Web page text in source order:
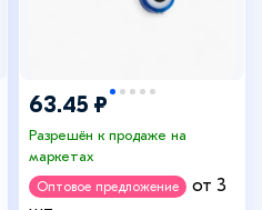
63.45 ₽
Разрешён к продаже на
маркетах
Оптовое предложение
от 3